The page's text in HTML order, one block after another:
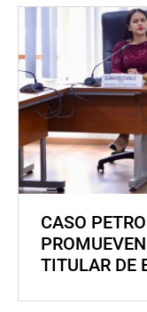
CASO
TITULAR DE